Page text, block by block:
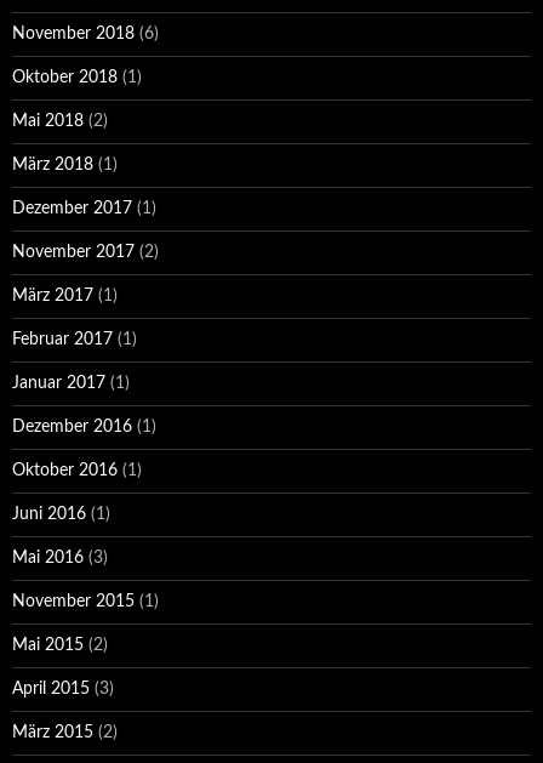
November 2018 (6)
Oktober 2018 (1)
Mai 2018 (2)
März 2018 (1)
Dezember 2017 (1)
November 2017 (2)
März 2017 (1)
Februar 2017 (1)
Januar 2017 (1)
Dezember 2016 (1)
Oktober 2016 (1)
Juni 2016 (1)
Mai 2016 (3)
November 2015 (1)
Mai 2015 (2)
April 2015 (3)
März 2015 (2)